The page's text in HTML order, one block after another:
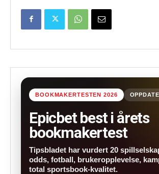
BOOKMAKERTESTEN 2026
Epicbet best i årets
bookmakertest
Tipsbladet har vurdert 20
odds, fotball, brukeropplevelse,
total sportsbook-kvalitet.